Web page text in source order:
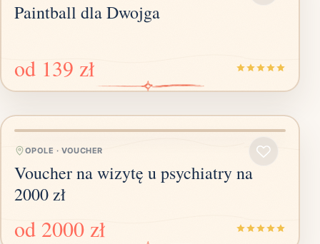
Paintball dla Dwojga
od 139 zł
OPOLE · VOUCHER
Voucher na wizytę u psychiatry na
2000 zł
od 2000 zł